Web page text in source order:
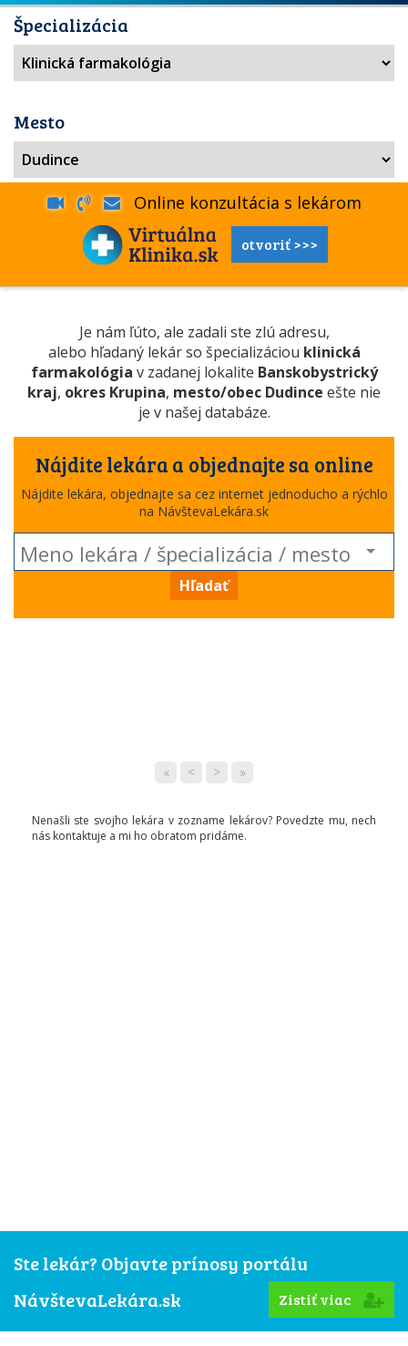
Špecializácia
Mesto
Online konzultácia s lekárom
otvoriť >>>
Je nám ľúto, ale zadali ste zlú adresu,
alebo hľadaný lekár so špecializáciou klinická
farmakológia v zadanej lokalite Banskobystrický
kraj, okres Krupina, mesto/obec Dudince ešte nie
je v našej databáze.
Nájdite lekára a objednajte sa online
Nájdite lekára, objednajte sa cez internet jednoducho a rýchlo
na NávštevaLekára.sk
Hľadať
« < > »
Nenašli ste svojho lekára v zozname lekárov? Povedzte mu, nech
nás kontaktuje a mi ho obratom pridáme.
Ste lekár? Objavte prínosy portálu
NávštevaLekára.sk
Zistiť viac